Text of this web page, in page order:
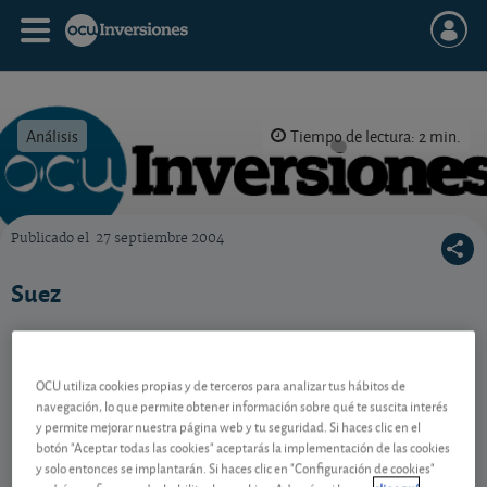
Análisis Tiempo de lectura: 2 min.
Publicado el 27 septiembre 2004
Suez
Contenido reservado a SOCIOS
Gestiona tu dinero con visión
OCU utiliza cookies propias y de terceros para analizar tus hábitos de
navegación, lo que permite obtener información sobre qué te suscita interés
y permite mejorar nuestra página web y tu seguridad. Si haces clic en el
botón "Aceptar todas las cookies" aceptarás la implementación de las cookies
y solo entonces se implantarán. Si haces clic en "Configuración de cookies"